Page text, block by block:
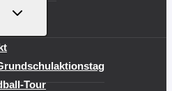
UNTERMENÜ
Tour